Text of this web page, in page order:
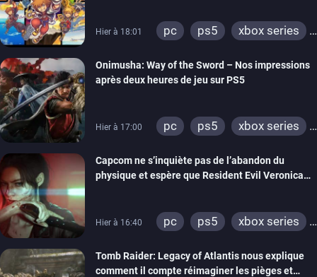
Hier à 18:01 pc ps5
xbox series
Onimusha: Way of the Sword – Nos impressions
après deux heures de jeu sur PS5
Hier à 17:00 pc ps5
xbox series
Capcom ne s’inquiète pas de l’abandon du
physique et espère que Resident Evil Veronica
Hier à 16:40 pc ps5
xbox series
Tomb Raider: Legacy of Atlantis nous explique
comment il compte réimaginer les pièges et